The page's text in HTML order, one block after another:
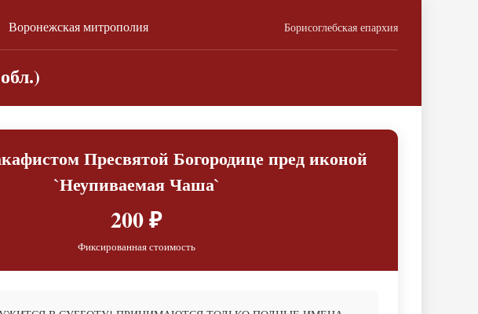
Воронежская митрополия Борисоглебская епархия
Пресвятой Богородице пред иконой
`Неупиваемая Чаша`
200 ₽
Фиксированная стоимость